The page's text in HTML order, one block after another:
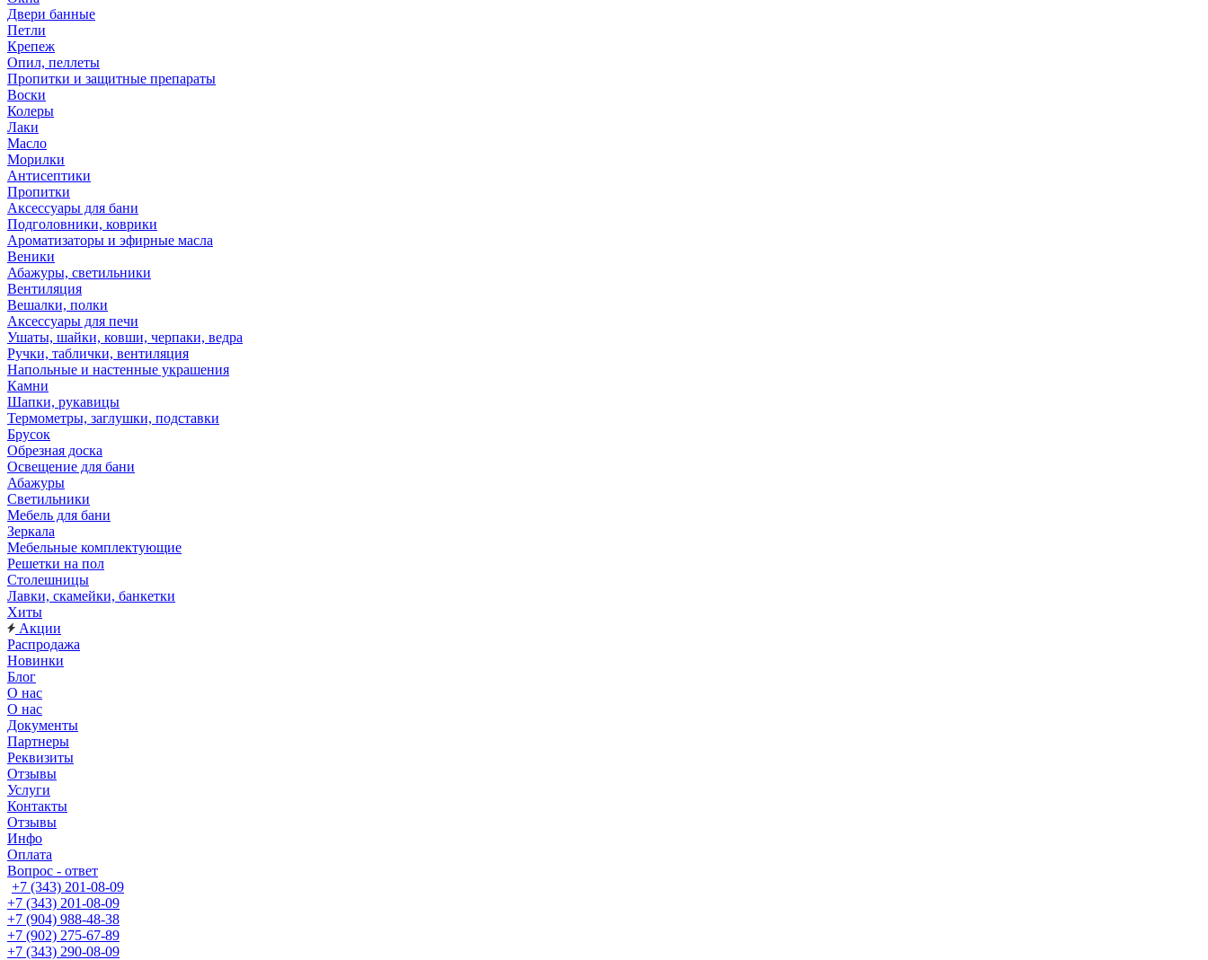
Двери банные
Петли
Крепеж
Опил, пеллеты
Пропитки и защитные препараты
Воски
Колеры
Лаки
Масло
Морилки
Антисептики
Пропитки
Аксессуары для бани
Подголовники, коврики
Ароматизаторы и эфирные масла
Веники
Абажуры, светильники
Вентиляция
Вешалки, полки
Аксессуары для печи
Ушаты, шайки, ковши, черпаки, ведра
Ручки, таблички, вентиляция
Напольные и настенные украшения
Камни
Шапки, рукавицы
Термометры, заглушки, подставки
Брусок
Обрезная доска
Освещение для бани
Абажуры
Светильники
Мебель для бани
Зеркала
Мебельные комплектующие
Решетки на пол
Столешницы
Лавки, скамейки, банкетки
Хиты
Акции
Распродажа
Новинки
Блог
О нас
О нас
Документы
Партнеры
Реквизиты
Отзывы
Услуги
Контакты
Отзывы
Инфо
Оплата
Вопрос - ответ
+7 (343) 201-08-09
+7 (343) 201-08-09
+7 (904) 988-48-38
+7 (902) 275-67-89
+7 (343) 290-08-09